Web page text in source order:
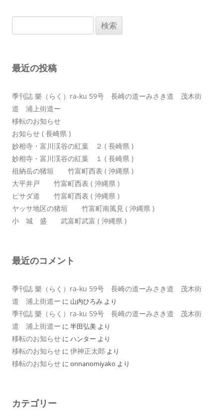
ョ
索:
最近の投稿
季刊誌 樂（らく）ra-ku 59号 長崎の道ーみさき道 茂木街
道 浦上街道ー
移転のお知らせ
お知らせ ( 長崎県 )
妙相寺・富川渓谷の紅葉 ２ ( 長崎県 )
妙相寺・富川渓谷の紅葉 １ ( 長崎県 )
祖納岳の猪垣 竹富町西表 ( 沖縄県 )
大平井戸 竹富町西表 ( 沖縄県 )
ピサダ道 竹富町西表 ( 沖縄県 )
ヤッサ地区の猪垣 竹富町南風見 ( 沖縄県 )
小 城 盛 武富町武富 ( 沖縄県 )
最近のコメント
季刊誌 樂（らく）ra-ku 59号 長崎の道ーみさき道 茂木街
道 浦上街道ー に 山内ひろみ より
季刊誌 樂（らく）ra-ku 59号 長崎の道ーみさき道 茂木街
道 浦上街道ー に 半田弘美 より
移転のお知らせ に ハンター より
移転のお知らせ に 伊神正太郎 より
移転のお知らせ に onnanomiyako より
カテゴリー